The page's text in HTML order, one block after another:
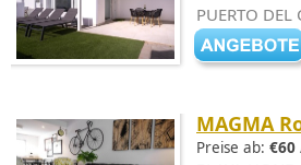
PUERTO DEL
MAGMA
Preise ab: €60